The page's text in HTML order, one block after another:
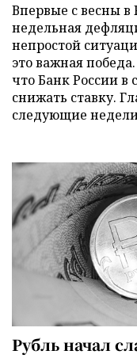
Впервые с весны в
недельная
непростой
это важная
что Банк России в
снижать ставку.
следующие
Рубль начал